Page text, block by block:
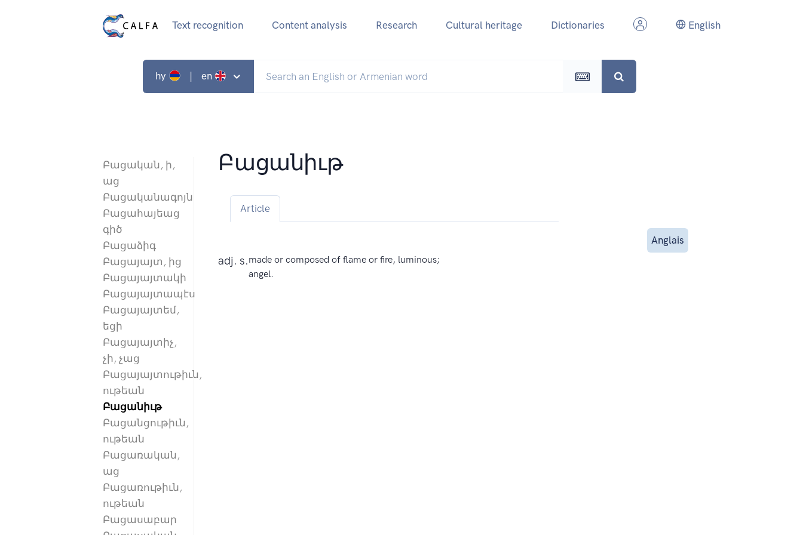
Text recognition Content analysis Research Cultural heritage Dictionaries English
hy | en
Բացական, ի,
աց
Բացականագոյն
Բացահայեաց
գիծ
Բացաձիգ
Բացայայտ, ից
Բացայայտակի
Բացայայտապէս
Բացայայտեմ,
եցի
Բացայայտիչ,
չի, չաց
Բացայայտութիւն,
ութեան
Բացանիւթ
Բացանցութիւն,
ութեան
Բացառական,
աց
Բացառութիւն,
ութեան
Բացասաբար
Բացանիւթ
Article
Anglais
adj. s.made or composed of flame or fire, luminous;
angel.